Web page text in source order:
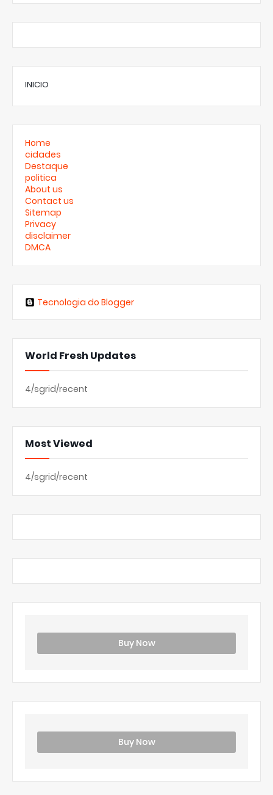
INICIO
Home
cidades
Destaque
politica
About us
Contact us
Sitemap
Privacy
disclaimer
DMCA
Tecnologia do Blogger
World Fresh Updates
4/sgrid/recent
Most Viewed
4/sgrid/recent
Buy Now
Buy Now